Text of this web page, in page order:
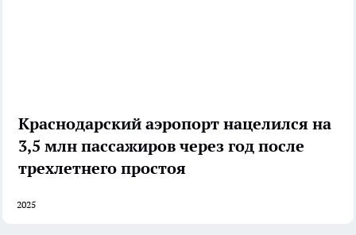
Краснодарский аэропорт нацелился на
3,5 млн пассажиров через год после
трехлетнего простоя
2025